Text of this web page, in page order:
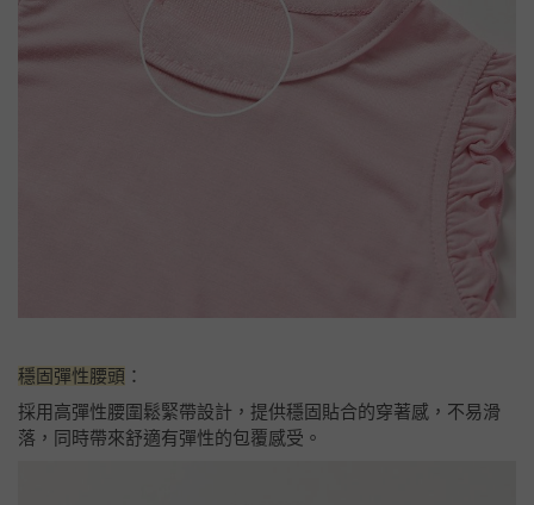
穩固彈性腰頭 ：
採用高彈性腰圍鬆緊帶設計，提供穩固貼合的穿著感，不易滑
落，同時帶來舒適有彈性的包覆感受。